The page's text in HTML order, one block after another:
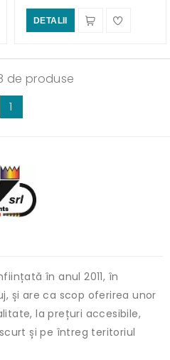
DETALII
de produse
1
în anul 2011, în
și are ca scop oferirea unor
la prețuri accesibile,
și pe întreg teritoriul